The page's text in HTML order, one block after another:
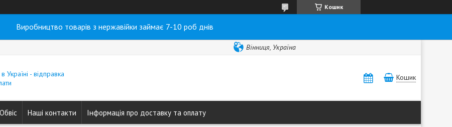
Кошик
Виробництво товарів з нержавійки займає 7-10 роб днів
Вінниця, Україна
Україні - відправка
Кошик
Наші контакти Інформація про доставку та оплату